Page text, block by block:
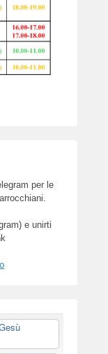
per le
e unirti